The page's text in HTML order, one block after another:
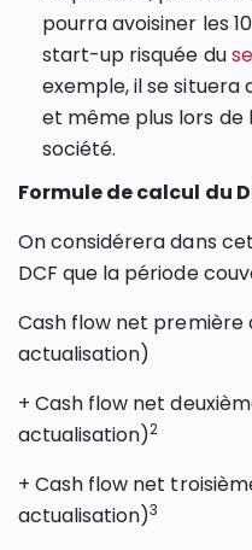
pourra avoisiner les
start-up risquée du
exemple, il se situera
et même plus lors de
société.
Formule de calcul du
On considérera dans
DCF que la période
Cash flow net première
actualisation)
+ Cash flow net
actualisation)2
+ Cash flow net
actualisation)3